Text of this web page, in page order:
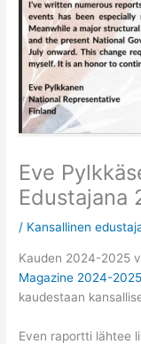
Eve
Edustajana
/ Kansallinen
Kauden 2024-2025
Magazine 2024-2025
kaudestaan
Even raportti lähtee